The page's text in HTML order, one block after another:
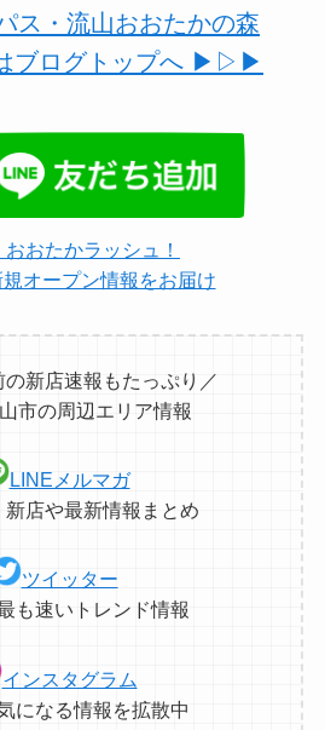
ス・流山おおたかの森
ブログトップへ ▶︎▷▶︎
おたかラッシュ！
オープン情報をお届け
の新店速報もたっぷり／
市の周辺エリア情報
LINEメルマガ
新店や最新情報まとめ
ツイッター
も速いトレンド情報
インスタグラム
になる情報を拡散中